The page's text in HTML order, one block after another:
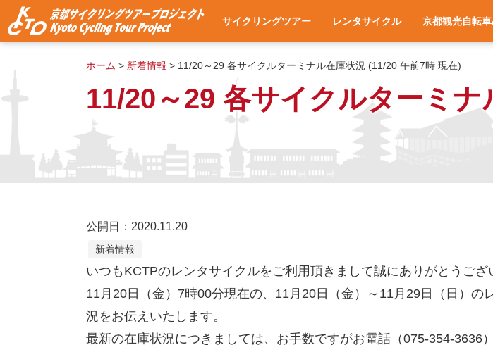
サイクリングツアー
サイクリングツアー一覧
集合・出発場所へのアクセス
使用自転車
ツアー予約
よくある質問
ツアー予約状況
レンタサイクル
車種と料金
各サイクルターミナルへのアクセス
レンタサイクル予約
お役立ち情報
よくある質問
京都観光自転車
公開日：2020.11.20
新着情報
ホーム > 新着情報 > 11/20～29 各サイクルターミナル在庫状況 (11/20 午前7時 現在)
11/20～29 各サイクルターミ
いつもKCTPのレンタサイクルをご利用頂きまして誠にありがと うござ
11月20日（金）7時00分現在の、11月20日（金）～11月29日（日）の
況をお伝えいたします。
最新の在庫状況につきましては、お手数ですがお電話 （075-354-3636）